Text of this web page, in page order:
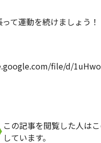
て運動を続けましょう！
file/d/
この記事を閲覧した人は
しています。